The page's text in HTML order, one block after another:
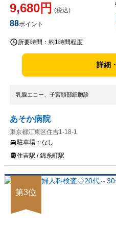
9,680円 (税込)
88ポイント
所要時間： 約1時間程度
詳細
乳腺エコー、子宮頸部細胞診
あそか病院
東京都江東区住吉1-18-1
駐車場： なし
住吉駅 / 錦糸町駅
第3位